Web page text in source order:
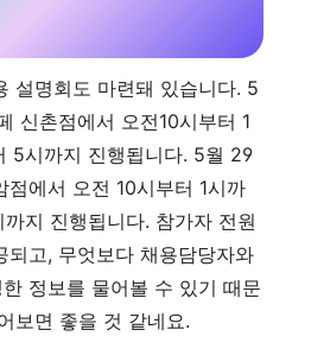
설명회도 마련돼 있습니다. 5
신촌점에서 오전10시부터 1
5시까지 진행됩니다. 5월 29
점에서 오전 10시부터 1시까
지 진행됩니다. 참가자 전원
되고, 무엇보다 채용담당자와
정보를 물어볼 수 있기 때문
보면 좋을 것 같네요.